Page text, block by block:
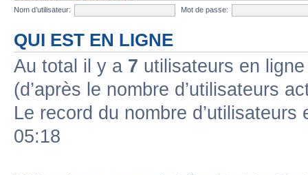
Nom d’utilisateur:
Mot de passe:
QUI EST EN LIGNE
Au total il y a 7 utilisateurs en
(d’après le nombre d’utilisateurs
Le record du nombre
05:18